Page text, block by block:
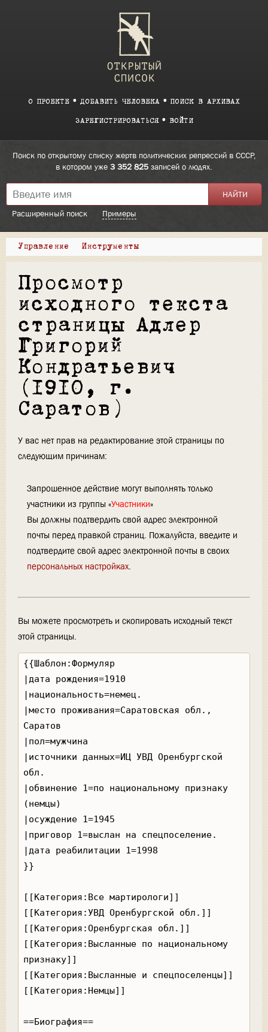
О ПРОЕКТЕ ДОБАВИТЬ ЧЕЛОВЕКА ПОИСК В АРХИВАХ
ЗАРЕГИСТРИРОВАТЬСЯ ВОЙТИ
Поиск по открытому списку жертв политических репрессий в СССР,
в котором уже 3 352 825 записей о людях.
Расширенный поиск Примеры
Управление Инструменты
Просмотр
исходного текста
страницы Адлер
Григорий
Кондратьевич
(1910, г.
Саратов)
У вас нет прав на редактирование этой страницы по
следующим причинам:
Запрошенное действие могут выполнять только
участники из группы «Участники»
Вы должны подтвердить свой адрес электронной
почты перед правкой страниц. Пожалуйста, введите и
подтвердите свой адрес электронной почты в своих
персональных настройках.
Вы можете просмотреть и скопировать исходный текст
этой страницы.